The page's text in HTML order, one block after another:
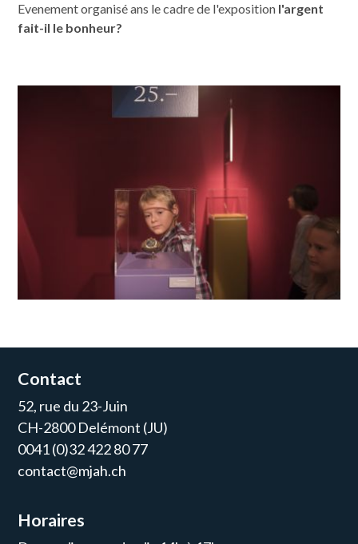
Evenement organisé ans le cadre de l'exposition l'argent
fait-il le bonheur?
Contact
52, rue du 23-Juin
CH-2800 Delémont (JU)
0041 (0)32 422 80 77
contact@mjah.ch
Horaires